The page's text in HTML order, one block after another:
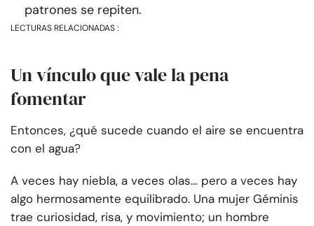
patrones se repiten.
LECTURAS RELACIONADAS :
Un vínculo que vale la pena
fomentar
Entonces, ¿qué sucede cuando el aire se encuentra
con el agua?
A veces hay niebla, a veces olas… pero a veces hay
algo hermosamente equilibrado. Una mujer Géminis
trae curiosidad, risa, y movimiento; un hombre